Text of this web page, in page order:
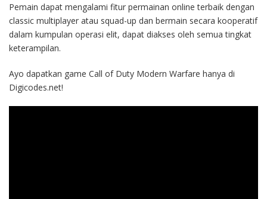
Pemain dapat mengalami fitur permainan online terbaik dengan
classic multiplayer atau squad-up dan bermain secara kooperatif
dalam kumpulan operasi elit, dapat diakses oleh semua tingkat
keterampilan.
Ayo dapatkan game Call of Duty Modern Warfare hanya di
Digicodes.net!